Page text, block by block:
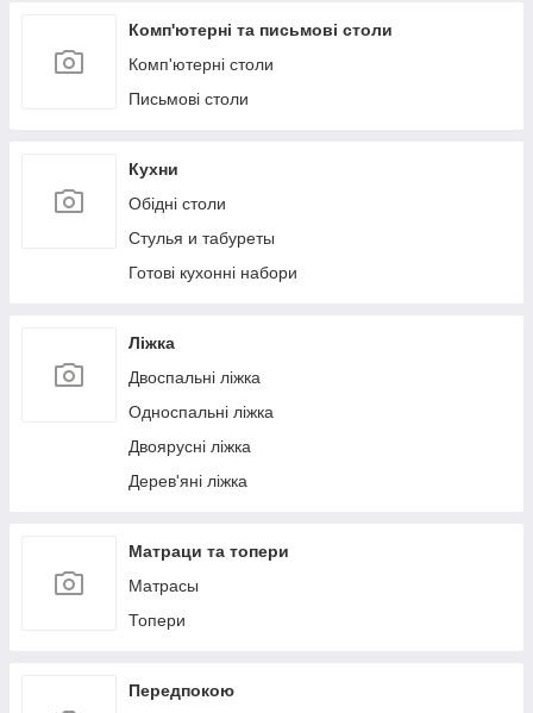
Комп'ютерні та письмові столи
Комп'ютерні столи
Письмові столи
Кухни
Обідні столи
Стулья и табуреты
Готові кухонні набори
Ліжка
Двоспальні ліжка
Односпальні ліжка
Двоярусні ліжка
Дерев'яні ліжка
Матраци та топери
Матрасы
Топери
Передпокою